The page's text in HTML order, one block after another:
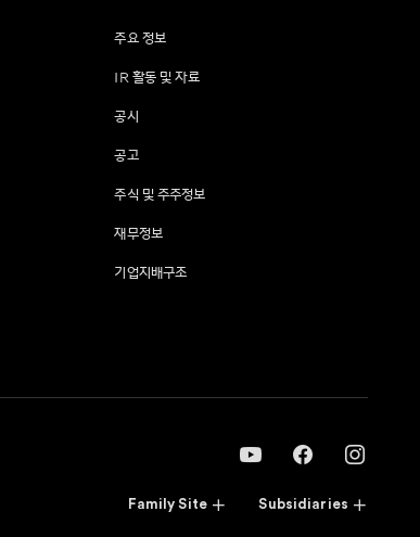
주요 정보
IR 활동 및 자료
공시
공고
주식 및 주주정보
재무정보
기업지배구조
Family Site Subsidiaries